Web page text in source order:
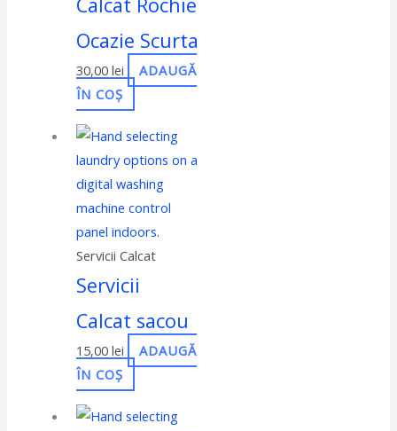
Ocazie Scurta
30,00lei
ADAUGĂ
ÎN COȘ
Servicii Calcat
Servicii
Calcat sacou
15,00lei
ADAUGĂ
ÎN COȘ